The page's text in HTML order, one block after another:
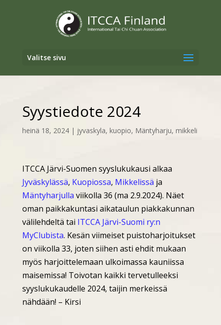
Valitse sivu
Syystiedote 2024
heinä 18, 2024| jyvaskyla, kuopio, Mäntyharju, mikkeli
ITCCA Järvi-Suomen syyslukukausi alkaa
Jyväskylässä, Kuopiossa, Mikkelissä ja
Mäntyharjulla viikolla 36 (ma 2.9.2024). Näet
oman paikkakuntasi aikataulun piakkakunnan
välilehdeltä tai ITCCA Järvi-Suomi ry:n
MyClubista. Kesän viimeiset puistoharjoitukset
on viikolla 33, joten siihen asti ehdit mukaan
myös harjoittelemaan ulkoimassa kauniissa
maisemissa! Toivotan kaikki tervetulleeksi
syyslukukaudelle 2024, taijin merkeissä
nähdään! – Kirsi